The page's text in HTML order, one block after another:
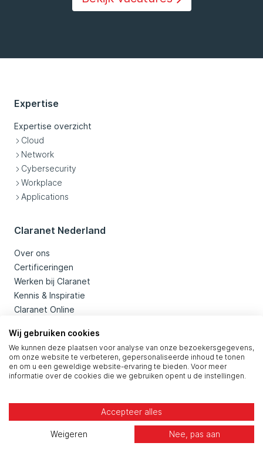
Expertise
Expertise overzicht
Cloud
Network
Cybersecurity
Workplace
Applications
Claranet Nederland
Over ons
Certificeringen
Werken bij Claranet
Kennis & Inspiratie
Claranet Online
Contacteer ons
Kom in contact
Algemeen: 088 654 6500
Wij gebruiken cookies
We kunnen deze plaatsen voor analyse van onze bezoekersgegevens,
om onze website te verbeteren, gepersonaliseerde inhoud te tonen
en om u een geweldige website-ervaring te bieden. Voor meer
informatie over de cookies die we gebruiken opent u de instellingen.
Accepteer alles
Weigeren Nee, pas aan